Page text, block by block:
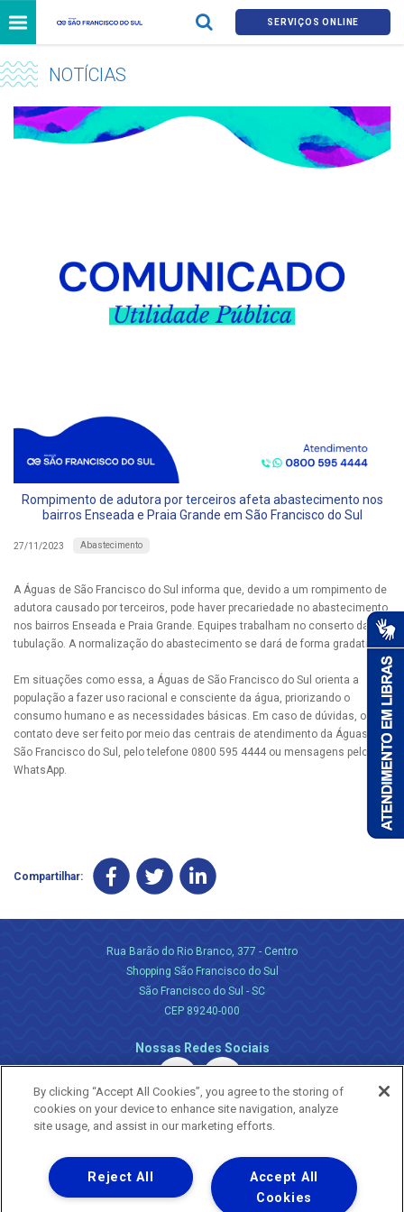
SERVIÇOS ONLINE
NOTÍCIAS
Rompimento de adutora por terceiros afeta abastecimento nos
bairros Enseada e Praia Grande em São Francisco do Sul
27/11/2023 Abastecimento
A Águas de São Francisco do Sul informa que, devido a um rompimento de
adutora causado por terceiros, pode haver precariedade no abastecimento
nos bairros Enseada e Praia Grande. Equipes trabalham no conserto da
tubulação. A normalização do abastecimento se dará de forma gradativa.
Em situações como essa, a Águas de São Francisco do Sul orienta a
população a fazer uso racional e consciente da água, priorizando o
consumo humano e as necessidades básicas. Em caso de dúvidas, o
contato deve ser feito por meio das centrais de atendimento da Águas de
São Francisco do Sul, pelo telefone 0800 595 4444 ou mensagens pelo
WhatsApp.
Compartilhar:
Rua Barão do Rio Branco, 377 - Centro
Shopping São Francisco do Sul
São Francisco do Sul - SC
CEP 89240-000
Nossas Redes Sociais
Uma empresa
Copyright ® 2026 - Todos os Direitos Reservados.
By clicking “Accept All Cookies”, you agree to the storing of
cookies on your device to enhance site navigation, analyze
site usage, and assist in our marketing efforts.
Accept All
Cookies
Reject All